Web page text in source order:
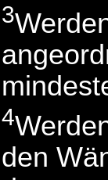
3
4
den